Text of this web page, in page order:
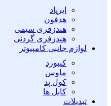
ایرپاد
هدفون
هندزفری سیمی
هندزفری گردنی
لوازم جانبی کامپیوتر
کیبورد
ماوس
کول پد
کابل ها
تبدیلات